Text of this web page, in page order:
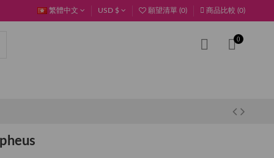
繁體中文 USD $ 願望清單 (0) 商品比較 (0)
0